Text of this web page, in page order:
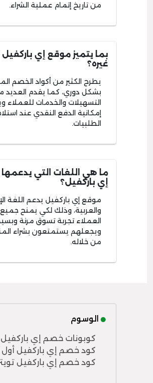
من تاريخ إتمام عملية الشراء.
بما يتميز موقع إي
غيره؟
يطرح الكثير من أكواد الخصم
بشكل دوري، كما يقدم العديد
التسهيلات والخدمات للعملاء
إمكانية الدفع النقدي عند
الطلبيات.
ما هي اللغات التي
إي باركفيل؟
موقع إي باركفيل يدعم اللغة
والعربية، وذلك لكي يمنح جميع
العملاء تجربة تسوق مرنة
ويجعلهم يستمتعون بشراء
من خلاله.
الوسوم
كوبونات خصم إي باركفيل
كود خصم إي باركفيل
كود خصم إي باركفيل